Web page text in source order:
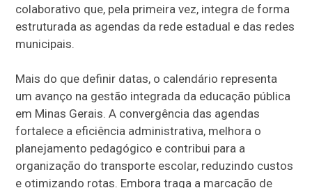
colaborativo que, pela primeira vez, integra de forma
estruturada as agendas da rede estadual e das redes
municipais.
Mais do que definir datas, o calendário representa
um avanço na gestão integrada da educação pública
em Minas Gerais. A convergência das agendas
fortalece a eficiência administrativa, melhora o
planejamento pedagógico e contribui para a
organização do transporte escolar, reduzindo custos
e otimizando rotas. Embora traga a marcação de